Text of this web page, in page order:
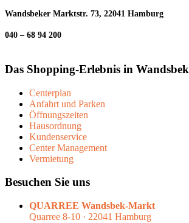
Wandsbeker Marktstr. 73, 22041 Hamburg
040 – 68 94 200
Das Shopping-Erlebnis in Wandsbek
Centerplan
Anfahrt und Parken
Öffnungszeiten
Hausordnung
Kundenservice
Center Management
Vermietung
Besuchen Sie uns
QUARREE Wandsbek-Markt
Quarree 8-10 · 22041 Hamburg